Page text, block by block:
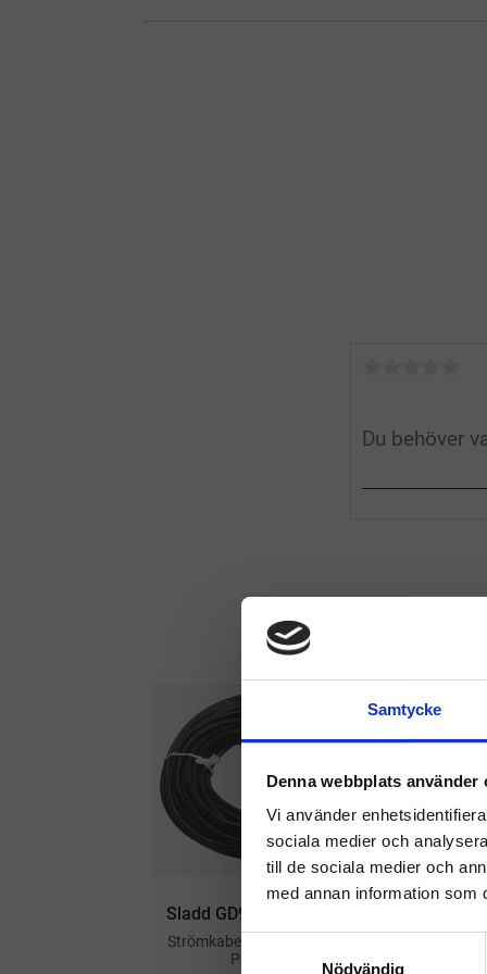
Samtycke
Denna webbplats använder
Vi använder
sociala medier och
till de sociala medier och
med annan information som
S
Nödvändig
Sladd GD930 & Phanter
​Strömkabel Sladd GD930 &
Panther